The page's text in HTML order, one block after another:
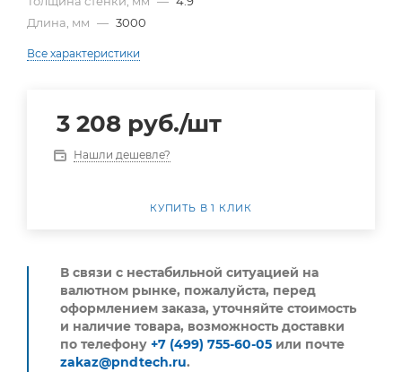
Длина, мм — 3000
Все характеристики
3 208 руб./шт
Нашли дешевле?
КУПИТЬ В 1 КЛИК
В связи с нестабильной ситуацией на
валютном рынке, пожалуйста, перед
оформлением заказа, уточняйте стоимость
и наличие товара, возможность доставки
по телефону +7 (499) 755-60-05 или почте
zakaz@pndtech.ru.